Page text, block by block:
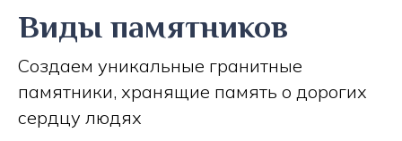
Виды памятников
Создаем уникальные гранитные
памятники, хранящие память о дорогих
сердцу людях